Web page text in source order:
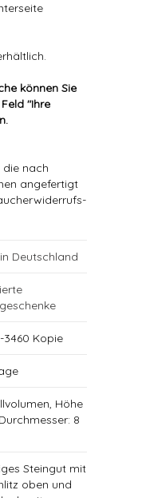
können Sie
"Ihre
die nach
angefertigt
Deutschland
3460 Kopie
Höhe
8
Steingut mit
oben und